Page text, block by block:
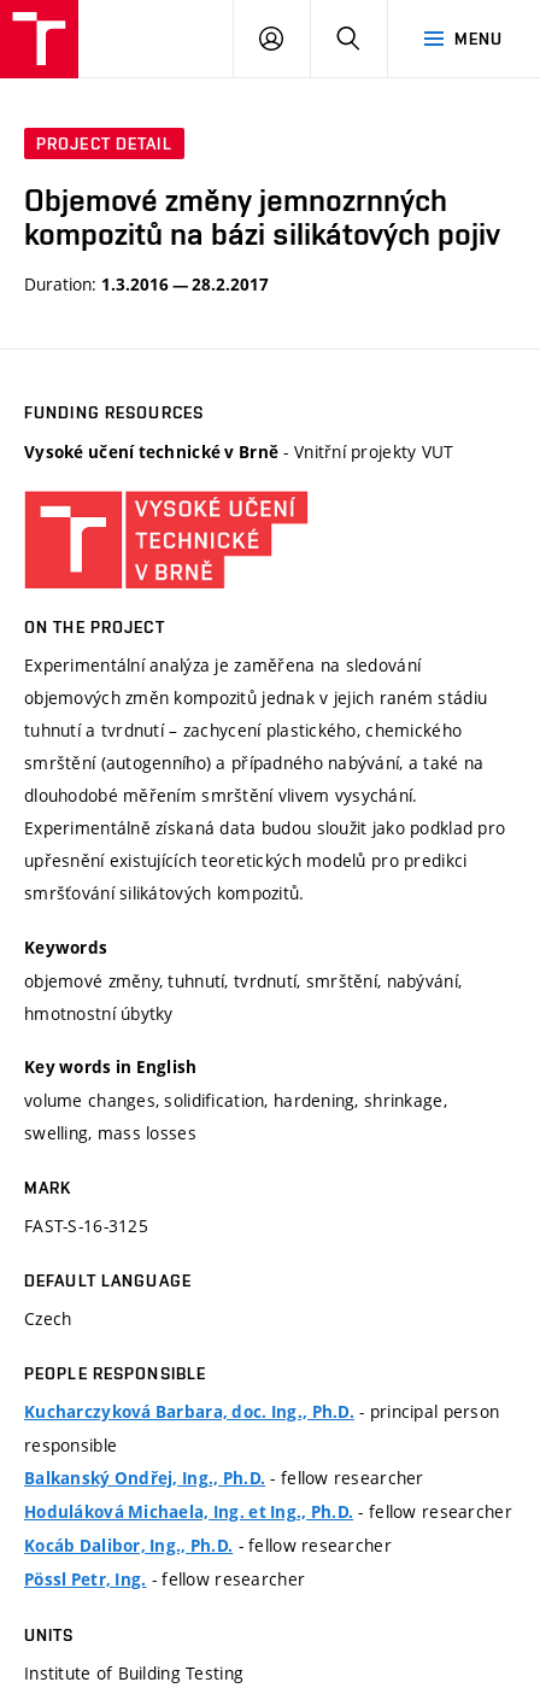
MENU
LOG
SEARCH
PROJECT DETAIL
Objemové změny jemnozrnných
kompozitů na bázi silikátových pojiv
Duration: 1.3.2016 — 28.2.2017
FUNDING RESOURCES
Vysoké učení technické v Brně - Vnitřní projekty VUT
ON THE PROJECT
Experimentální analýza je zaměřena na sledování
objemových změn kompozitů jednak v jejich raném stádiu
tuhnutí a tvrdnutí – zachycení plastického, chemického
smrštění (autogenního) a případného nabývání, a také na
dlouhodobé měřením smrštění vlivem vysychání.
Experimentálně získaná data budou sloužit jako podklad pro
upřesnění existujících teoretických modelů pro predikci
smršťování silikátových kompozitů.
Keywords
objemové změny, tuhnutí, tvrdnutí, smrštění, nabývání,
hmotnostní úbytky
Key words in English
volume changes, solidification, hardening, shrinkage,
swelling, mass losses
MARK
FAST-S-16-3125
DEFAULT LANGUAGE
Czech
PEOPLE RESPONSIBLE
Kucharczyková Barbara, doc. Ing., Ph.D. - principal person
responsible
Balkanský Ondřej, Ing., Ph.D. - fellow researcher
Hoduláková Michaela, Ing. et Ing., Ph.D. - fellow researcher
Kocáb Dalibor, Ing., Ph.D. - fellow researcher
Pössl Petr, Ing. - fellow researcher
UNITS
Institute of Building Testing